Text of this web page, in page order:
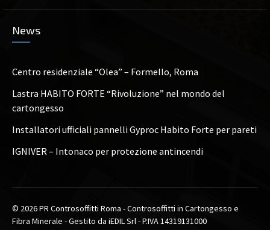
News
Centro residenziale “Olea” – Formello, Roma
Lastra HABITO FORTE “Rivoluzione” nel mondo del
cartongesso
Installatori ufficiali pannelli Gyproc Habito Forte per pareti
IGNIVER – Intonaco per protezione antincendi
© 2026 PR Controsoffitti Roma - Controsoffitti in Cartongesso e
Fibra Minerale - Gestito da iEDIL Srl - P.IVA 14319131000